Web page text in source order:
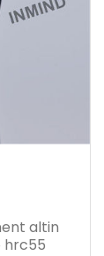
altin
hrc55